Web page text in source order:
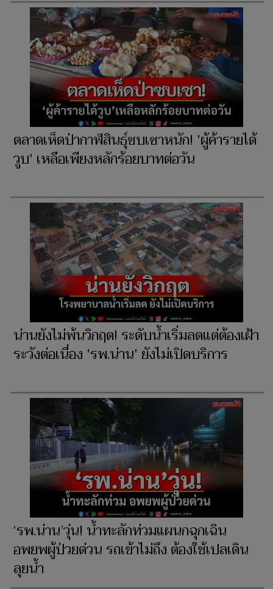
ตลาดเห็ดป่ากาฬสินธุ์ซบเซาหนัก! 'ผู้ค้ารายได้
วูบ' เหลือเพียงหลักร้อยบาทต่อวัน
น่านยังไม่พ้นวิกฤต! ระดับน้ำเริ่มลดแต่ต้องเฝ้า
ระวังต่อเนื่อง 'รพ.น่าน' ยังไม่เปิดบริการ
‘รพ.น่าน’วุ่น! น้ำทะลักท่วมแผนกฉุกเฉิน
อพยพผู้ป่วยด่วน รถเข้าไม่ถึง ต้องใช้เปลเดิน
ลุยน้ำ